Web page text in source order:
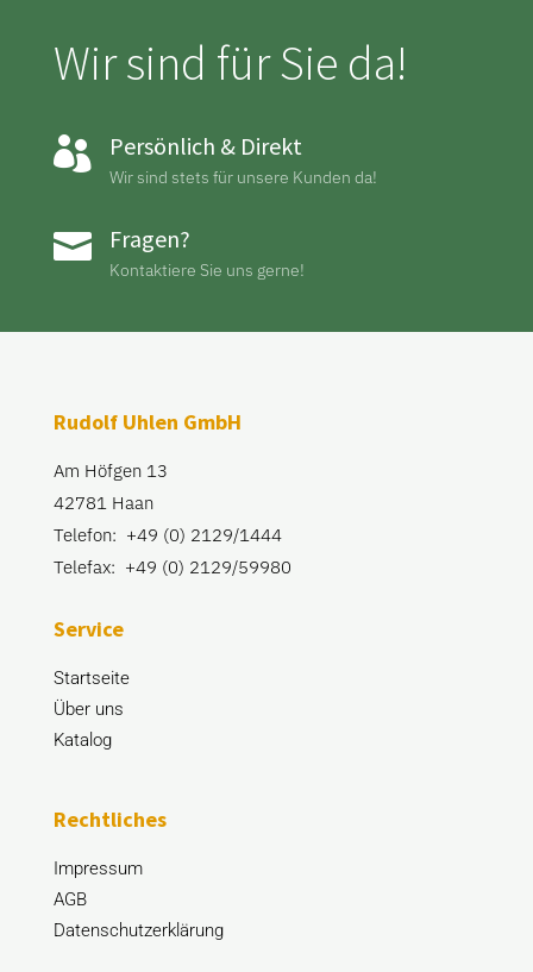
Wir sind für Sie da!
 Persönlich & Direkt
Wir sind stets für unsere Kunden da!
 Fragen?
Kontaktiere Sie uns gerne!
Rudolf Uhlen GmbH
Am Höfgen 13
42781 Haan
Telefon: +49 (0) 2129/1444
Telefax: +49 (0) 2129/59980
Service
Startseite
Über uns
Katalog
Rechtliches
Impressum
AGB
Datenschutzerklärung